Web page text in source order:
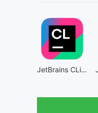
JetBrains CLion Intel芯片版